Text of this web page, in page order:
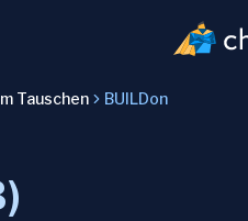
Tauschen BUILDon